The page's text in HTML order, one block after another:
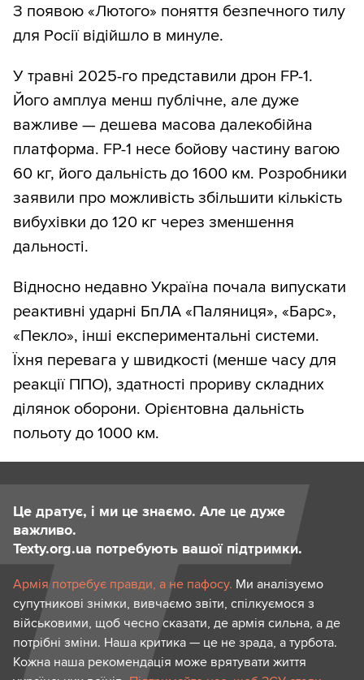
З появою «Лютого» поняття безпечного тилу
для Росії відійшло в минуле.
У травні 2025-го представили дрон FP-1.
Його амплуа менш публічне, але дуже
важливе — дешева масова далекобійна
платформа. FP-1 несе бойову частину вагою
60 кг, його дальність до 1600 км. Розробники
заявили про можливість збільшити кількість
вибухівки до 120 кг через зменшення
дальності.
Відносно недавно Україна почала випускати
реактивні ударні БпЛА «Паляниця», «Барс»,
«Пекло», інші експериментальні системи.
Їхня перевага у швидкості (менше часу для
реакції ППО), здатності прориву складних
ділянок оборони. Орієнтовна дальність
польоту до 1000 км.
Це дратує, і ми це знаємо. Але це дуже
важливо.
Texty.org.ua потребують вашої підтримки.
Армія потребує правди, а не пафосу. Ми аналізуємо
супутникові знімки, вивчаємо звіти, спілкуємося з
військовими, щоб чесно сказати, де армія сильна, а де
потрібні зміни. Наша критика — це не зрада, а турбота.
Кожна наша рекомендація може врятувати життя